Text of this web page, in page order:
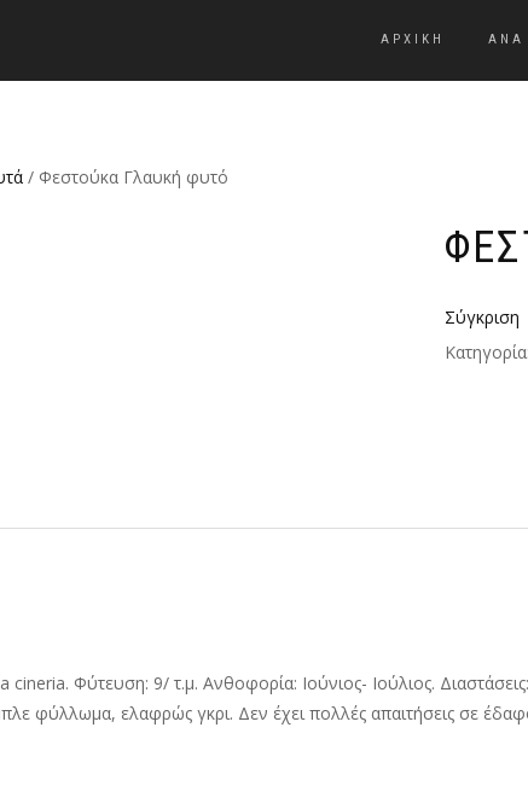
ΑΡΧΙΚΗ ΑΝΑ
/ Φεστούκα Γλαυκή φυτό
Σύγκριση
Κατηγορία:
cineria. Φύτευση: 9/ τ.μ. Ανθοφορία: Ιούνιος- Ιούλιος.
φύλλωμα, ελαφρώς γκρι. Δεν έχει πολλές απαιτήσεις σε